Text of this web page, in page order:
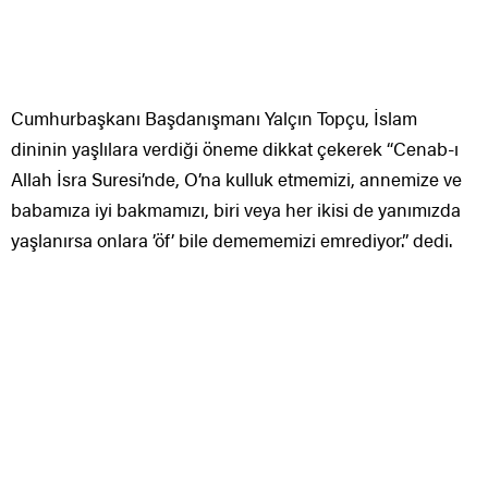
Cumhurbaşkanı Başdanışmanı Yalçın Topçu, İslam
dininin yaşlılara verdiği öneme dikkat çekerek “Cenab-ı
Allah İsra Suresi’nde, O’na kulluk etmemizi, annemize ve
babamıza iyi bakmamızı, biri veya her ikisi de yanımızda
yaşlanırsa onlara ’öf’ bile demememizi emrediyor.” dedi.